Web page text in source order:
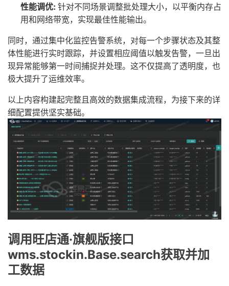
性能调优: 针对不同场景调整批处理大小，以平衡内存占
用和网络带宽，实现最佳性能输出。
同时，通过集中化监控告警系统，对每一个步骤状态及其整
体性能进行实时跟踪，并设置相应阈值以触发告警，一旦出
现异常能够第一时间捕捉并处理。这不仅提高了透明度，也
极大提升了运维效率。
以上内容构建起完整且高效的数据集成流程，为接下来的详
细配置提供坚实基础。
调用旺店通·旗舰版接口
wms.stockin.Base.search获取并加
工数据